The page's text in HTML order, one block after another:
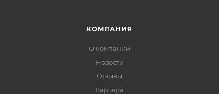
КОМПАНИЯ
О компании
Новости
Отзывы
Карьера